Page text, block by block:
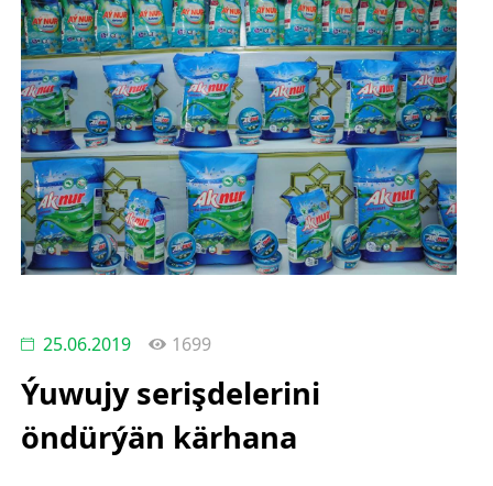
25.06.2019 1699
Ýuwujy serişdelerini
öndürýän kärhana